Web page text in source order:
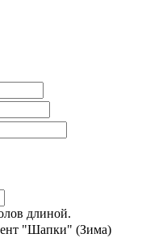
длиной.
"Шапки" (Зима)